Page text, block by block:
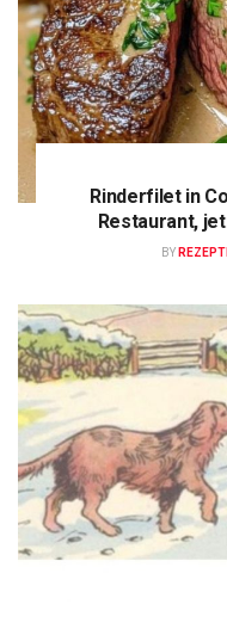
Rinderfilet in
Restaurant,
BY